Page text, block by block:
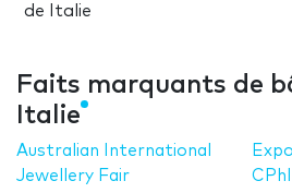
de Italie
Faits marquants de
Italie
Australian International
Jewellery Fair